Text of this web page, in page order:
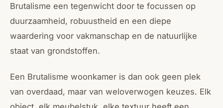
Brutalisme een tegenwicht door te focussen op
duurzaamheid, robuustheid en een diepe
waardering voor vakmanschap en de natuurlijke
staat van grondstoffen.
Een Brutalisme woonkamer is dan ook geen plek
van overdaad, maar van weloverwogen keuzes. Elk